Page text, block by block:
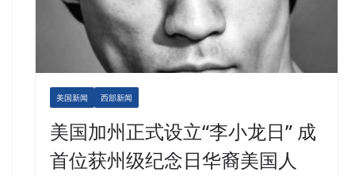
美国新闻 西部新闻
美国加州正式设立“李小龙日” 成
首位获州级纪念日华裔美国人